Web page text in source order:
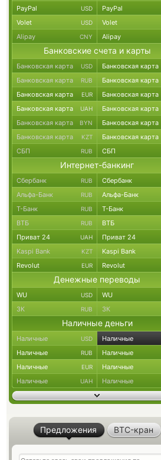
PayPal USD PayPal
Volet USD Volet
Alipay CNY Alipay
Банковские счета и карты
Банковская карта USD Банковская карта
Банковская карта RUB Банковская карта
Банковская карта EUR Банковская карта
Банковская карта UAH Банковская карта
Банковская карта BYN Банковская карта
Банковская карта KZT Банковская карта
СБП RUB СБП
Интернет-банкинг
Сбербанк RUB Сбербанк
Альфа-Банк RUB Альфа-Банк
Т-Банк RUB Т-Банк
ВТБ RUB ВТБ
Приват 24 UAH Приват 24
Kaspi Bank KZT Kaspi Bank
Revolut EUR Revolut
Денежные переводы
WU USD WU
ЗК RUB ЗК
Наличные деньги
Наличные USD Наличные
Наличные RUB Наличные
Наличные EUR Наличные
Наличные UAH Наличные
Предложения BTC-кран